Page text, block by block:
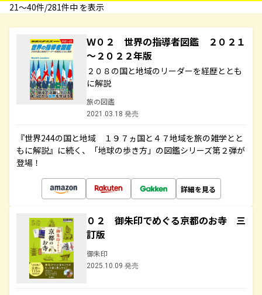
21〜40件/281件中 を表示
Ｗ０２ 世界の指導者図鑑 ２０２１
～２０２２年版
２０８の国と地域のリーダーを経歴ととも
に解説
旅の図鑑
2021.03.18 発売
『世界244の国と地域 １９７ヵ国と４７地域を旅の雑学とと
もに解説』に続く、「地球の歩き方」の図鑑シリーズ第２弾が
登場！
詳細を見る
０２ 御朱印でめぐる京都のお寺 三
訂版
御朱印
2025.10.09 発売